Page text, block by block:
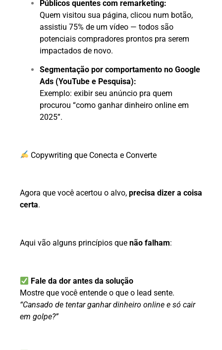
Públicos quentes com remarketing:
Quem visitou sua página, clicou num botão,
assistiu 75% de um vídeo — todos são
potenciais compradores prontos pra serem
impactados de novo.
Segmentação por comportamento no Google
Ads (YouTube e Pesquisa):
Exemplo: exibir seu anúncio pra quem
procurou “como ganhar dinheiro online em
2025”.
Copywriting que Conecta e Converte
Agora que você acertou o alvo, precisa dizer a coisa
certa.
Aqui vão alguns princípios que não falham:
Fale da dor antes da solução
Mostre que você entende o que o lead sente.
“Cansado de tentar ganhar dinheiro online e só cair
em golpe?”